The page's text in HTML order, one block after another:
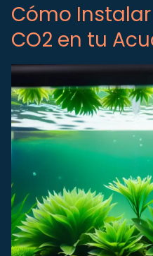
Cómo
CO2 en tu